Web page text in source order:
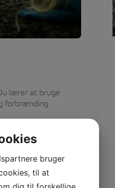
lærer at bruge
forbrænding.
og reb – og hvad
bruger
til at